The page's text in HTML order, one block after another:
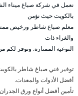
نعمل في شركة صباغ ميناء
بالكويت حيث نؤمن
معلم صباغ شاطر ورخيص ممتاز
والغراء ذات
النوعية الممتازة. ونوفر لكم
توفير فني صباغ شاطر
أفضل الأدوات والمعدات.
تأمين أفضل أنواع ورق